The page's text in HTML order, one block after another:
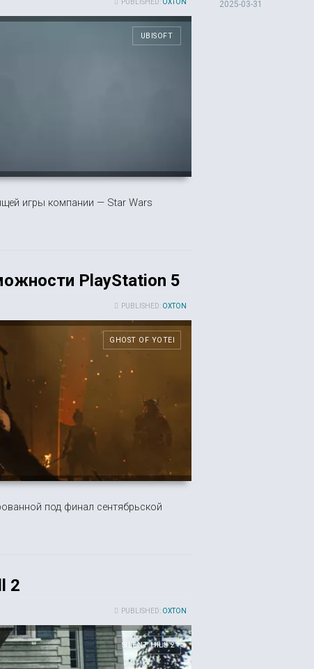
UBISOFT
игры компании — Star Wars
PlayStation 5
PUBLISHED: OXTON
GHOST OF YOTEI
под финал сентябрьской
2
PUBLISHED: OXTON
SILENT HILL 2
2025-03-31